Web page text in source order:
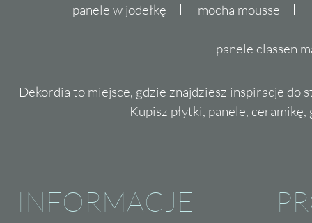
panele w jodełkę mocha mousse
panele classen
Dekordia to miejsce, gdzie znajdziesz inspiracje do
Kupisz płytki, panele,
INFORMACJE